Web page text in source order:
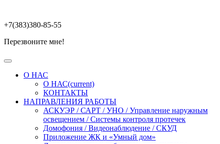
+7(383)380-85-55
Перезвоните мне!
О НАС
О НАС(current)
КОНТАКТЫ
НАПРАВЛЕНИЯ РАБОТЫ
АСКУЭР / САРТ / УНО / Управление наружным
освещением / Системы контроля протечек
Домофония / Видеонаблюдение / СКУД
Приложение ЖК и «Умный дом»